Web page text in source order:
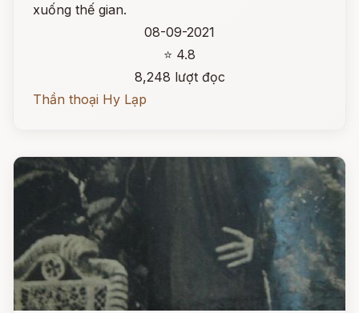
xuống thế gian.
08-09-2021
⭐ 4.8
8,248 lượt đọc
Thần thoại Hy Lạp